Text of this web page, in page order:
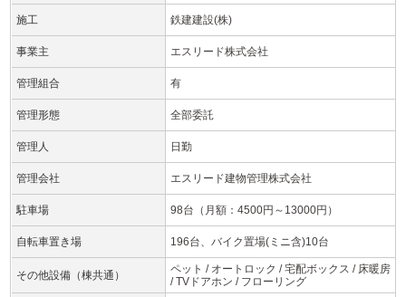
施工 鉄建建設(株)
事業主 エスリード株式会社
管理組合 有
管理形態 全部委託
管理人 日勤
管理会社 エスリード建物管理株式会社
駐車場 98台（月額：4500円～13000円）
自転車置き場 196台、バイク置場(ミニ含)10台
その他設備（棟共通）
ペット / オートロック / 宅配ボックス / 床暖房
/ TVドアホン / フローリング